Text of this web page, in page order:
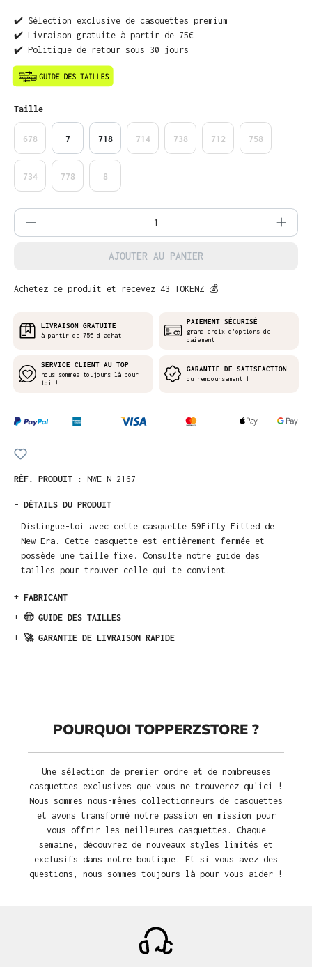
✔️ Sélection exclusive de casquettes premium
✔️ Livraison gratuite à partir de 75€
✔️ Politique de retour sous 30 jours
Sélectionnez
Taille
678 7 718 714 738 712 758
734 778 8
Quantité de produit : Entrez la
AJOUTER AU PANIER
Achetez ce produit et recevez 43 TOKENZ 💰
LIVRAISON GRATUITE
à partir de 75€ d'achat
PAIEMENT SÉCURISÉ
grand choix d'options de
paiement
SERVICE CLIENT AU TOP
nous sommes toujours là pour
toi !
GARANTIE DE SATISFACTION
ou remboursement !
RÉF. PRODUIT : NWE-N-2167
- DÉTAILS DU PRODUIT
Distingue-toi avec cette casquette 59Fifty Fitted de
New Era. Cette casquette est entièrement fermée et
possède une taille fixe. Consulte notre guide des
tailles pour trouver celle qui te convient.
+ FABRICANT
+ 🤠 GUIDE DES TAILLES
+ 🚀 GARANTIE DE LIVRAISON RAPIDE
POURQUOI TOPPERZSTORE ?
Une sélection de premier ordre et de nombreuses
casquettes exclusives que vous ne trouverez qu'ici !
Nous sommes nous-mêmes collectionneurs de casquettes
et avons transformé notre passion en mission pour
vous offrir les meilleures casquettes. Chaque
semaine, découvrez de nouveaux styles limités et
exclusifs dans notre boutique. Et si vous avez des
questions, nous sommes toujours là pour vous aider !